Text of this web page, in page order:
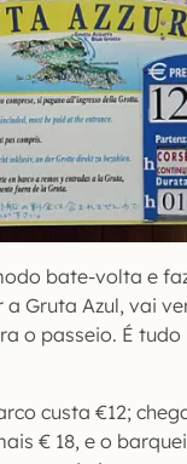
bate-volta e
Gruta Azul, vai
o passeio. É tudo
custa €12;
€ 18, e o